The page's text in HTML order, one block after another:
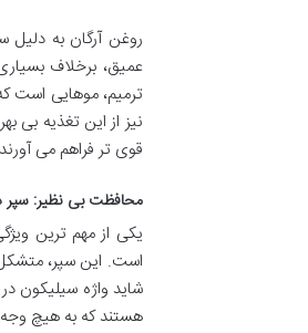
روغن آرگان به
عمیق، برخلاف
ترمیم، موهایی است
نیز از این تغذیه بی
قوی تر فراهم می
محافظت بی نظیر: سپر
یکی از مهم ترین
است. این سپر،
شاید واژه سیلیکون
هستند که به هیچ وجه